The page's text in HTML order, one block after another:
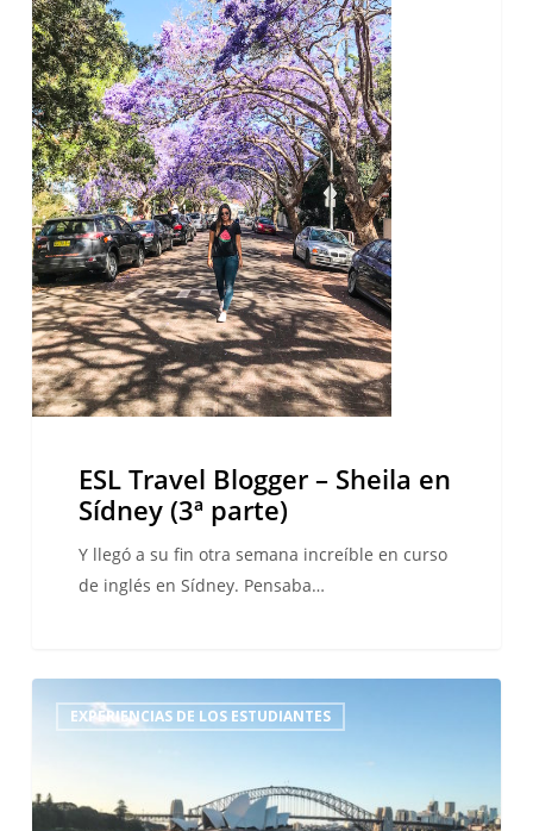
Blogger
–
Sheila
en
Sídney
(3ª
parte)
ESL Travel Blogger – Sheila en
Sídney (3ª parte)
Y llegó a su fin otra semana increíble en curso
de inglés en Sídney. Pensaba…
Travel
Sheila
EXPERIENCIAS DE LOS ESTUDIANTES